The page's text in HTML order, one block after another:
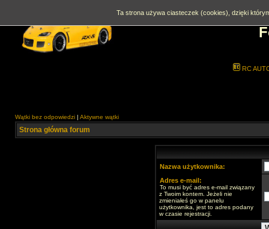
RC
Wątki bez odpowiedzi | Aktywne wątki
Strona główna forum
Nazwa użytkownika:
Adres e-mail:
To musi być adres e-mail związany
z Twoim kontem. Jeżeli nie
zmieniałeś go w panelu
użytkownika, jest to adres podany
w czasie rejestracji.
Ta strona używa ciasteczek (cookies), dzięki